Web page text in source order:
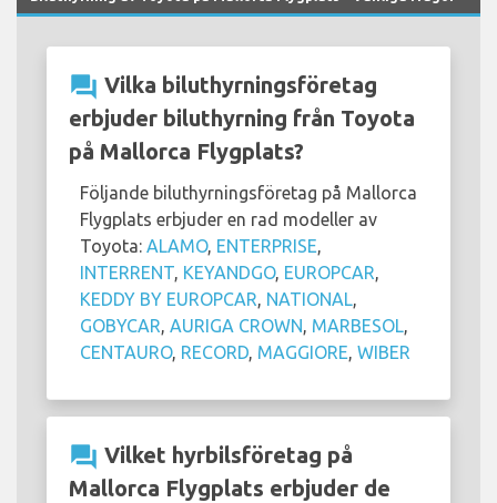
question_answer Vilka biluthyrningsföretag
erbjuder biluthyrning från Toyota
på Mallorca Flygplats?
Följande biluthyrningsföretag på Mallorca
Flygplats erbjuder en rad modeller av
Toyota: ALAMO, ENTERPRISE,
INTERRENT, KEYANDGO, EUROPCAR,
KEDDY BY EUROPCAR, NATIONAL,
GOBYCAR, AURIGA CROWN, MARBESOL,
CENTAURO, RECORD, MAGGIORE, WIBER
question_answer Vilket hyrbilsföretag på
Mallorca Flygplats erbjuder de